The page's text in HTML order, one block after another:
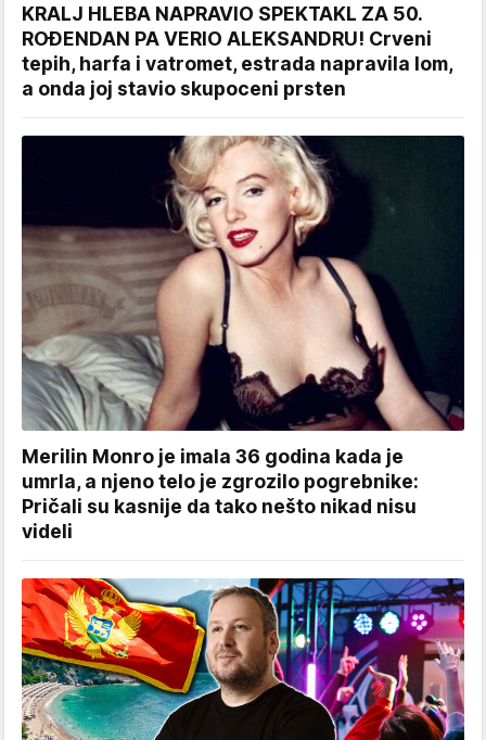
KRALJ HLEBA NAPRAVIO SPEKTAKL ZA 50.
ROĐENDAN PA VERIO ALEKSANDRU! Crveni
tepih, harfa i vatromet, estrada napravila lom,
a onda joj stavio skupoceni prsten
Merilin Monro je imala 36 godina kada je
umrla, a njeno telo je zgrozilo pogrebnike:
Pričali su kasnije da tako nešto nikad nisu
videli